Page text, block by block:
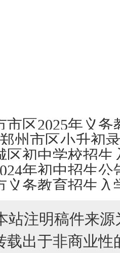
市区2025年义
州市区小升初
区初中学校招
年初中招生公
义务教育招生入
站注明稿件来
载出于非商业